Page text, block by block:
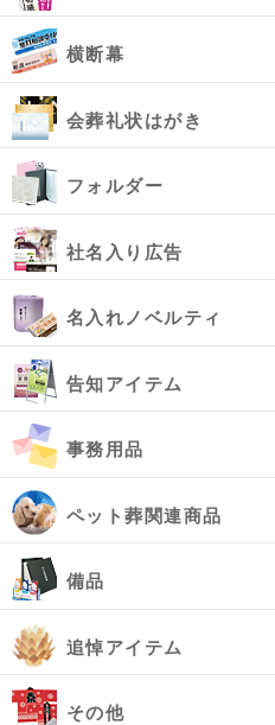
横断幕
会葬礼状はがき
フォルダー
社名入り広告
名入れノベルティ
告知アイテム
事務用品
ペット葬関連商品
備品
追悼アイテム
その他